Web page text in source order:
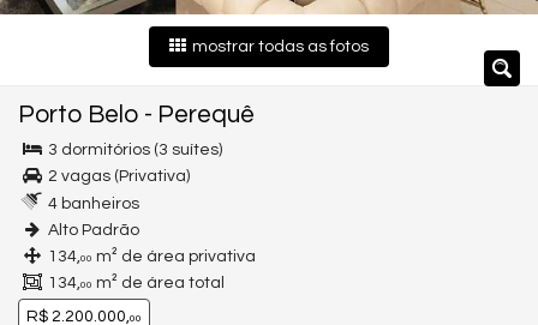
mostrar todas as fotos
Porto Belo - Perequê
3 dormitórios (3 suítes)
2 vagas (Privativa)
4 banheiros
Alto Padrão
134,00 m² de área privativa
134,00 m² de área total
R$ 2.200.000,00